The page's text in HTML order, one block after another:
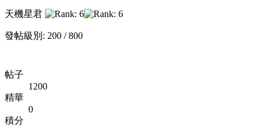
天機星君
發帖級別: 200 / 800
帖子
1200
精華
0
積分